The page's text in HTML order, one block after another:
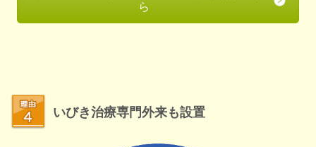
ら
いびき治療専門外来も設置